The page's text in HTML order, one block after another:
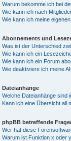
Warum bekomme ich bei
Wie kann ich nach
Wie kann ich meine
Abonnements und
Was ist der Unterschied
Wie kann ich ein
Wie kann ich ein Forum
Wie deaktiviere ich meine
Dateianhänge
Welche Dateianhänge sind
Kann ich eine Übersicht all
phpBB betreffende
Wer hat diese
Warum ist Funktion x oder